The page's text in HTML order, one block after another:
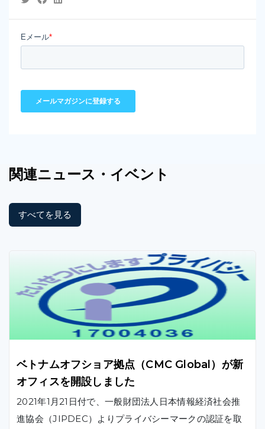
関連ニュース ・イベント
すべてを見る
ベトナムオフショア拠点（CMC Global）が新
オフィスを開設しました
2021年1月21日付で、一般財団法人日本情報経済社会推
進協会（JIPDEC）よりプライバシーマークの認証を取